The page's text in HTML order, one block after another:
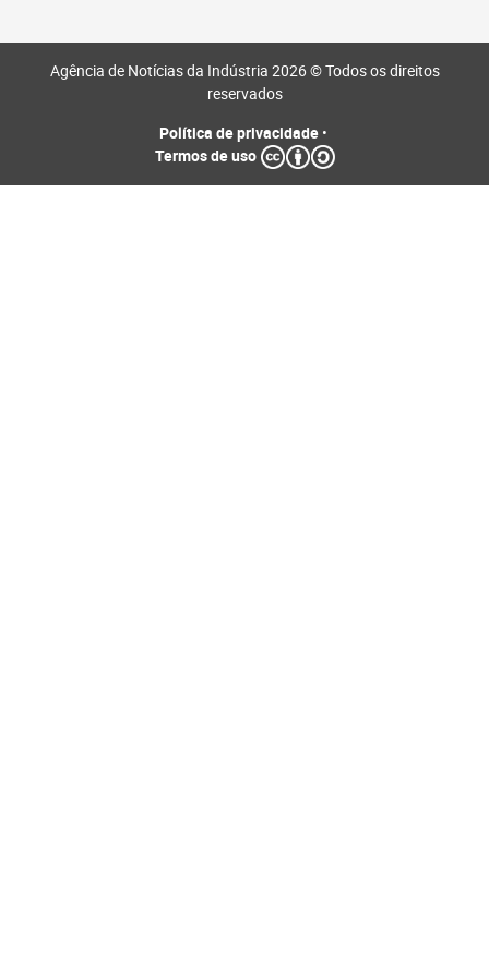
Agência de Notícias da Indústria 2026 © Todos os direitos
reservados
Política de privacidade•
Termos de uso